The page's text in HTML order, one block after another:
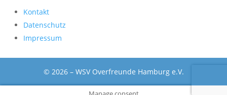
Kontakt
Datenschutz
Impressum
© 2026 – WSV Overfreunde Hamburg e.V.